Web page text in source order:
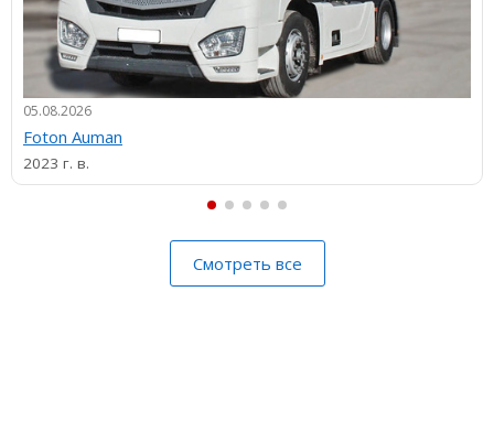
05.08.2026
Foton Auman
2023 г. в.
Смотреть все